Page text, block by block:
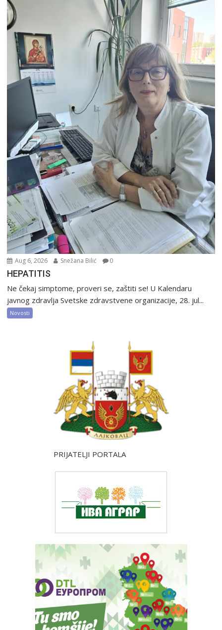
Aug 6, 2026 Snežana Bilić 0
HEPATITIS
Ne čekaj simptome, proveri se, zaštiti se! U Kalendaru
javnog zdravlja Svetske zdravstvene organizacije, 28. jul...
Novosti
PRIJATELJI PORTALA